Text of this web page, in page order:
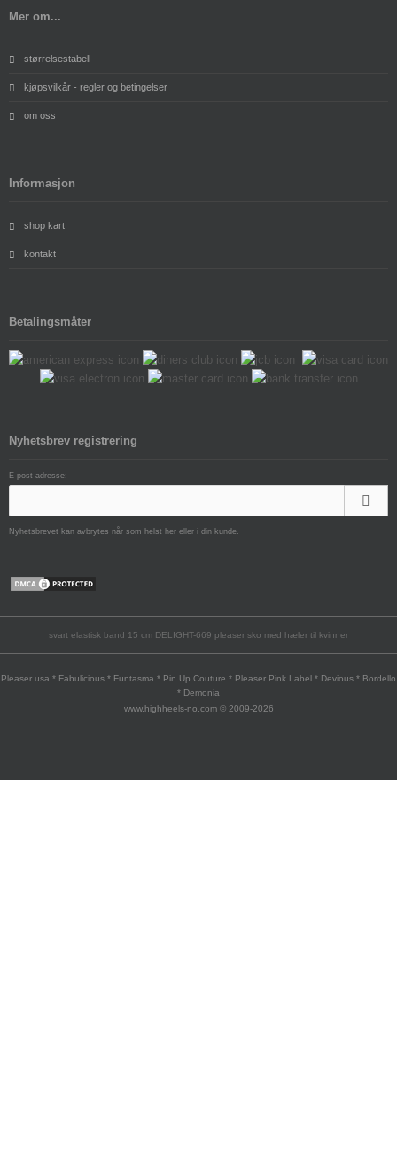
Mer om...
størrelsestabell
kjøpsvilkår - regler og betingelser
om oss
Informasjon
shop kart
kontakt
Betalingsmåter
Nyhetsbrev registrering
E-post adresse:
Nyhetsbrevet kan avbrytes når som helst her eller i din kunde.
svart elastisk band 15 cm DELIGHT-669 pleaser sko med hæler til kvinner
Pleaser usa * Fabulicious * Funtasma * Pin Up Couture * Pleaser Pink Label * Devious * Bordello
* Demonia
www.highheels-no.com © 2009-2026